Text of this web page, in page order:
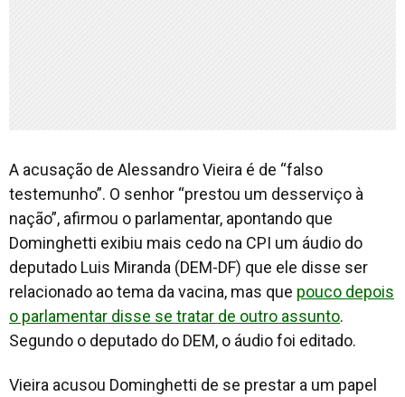
A acusação de Alessandro Vieira é de “falso
testemunho”. O senhor “prestou um desserviço à
nação”, afirmou o parlamentar, apontando que
Dominghetti exibiu mais cedo na CPI um áudio do
deputado Luis Miranda (DEM-DF) que ele disse ser
relacionado ao tema da vacina, mas que pouco depois
o parlamentar disse se tratar de outro assunto.
Segundo o deputado do DEM, o áudio foi editado.
Vieira acusou Dominghetti de se prestar a um papel